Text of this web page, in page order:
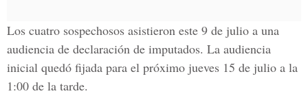
Los cuatro sospechosos asistieron este 9 de julio a una
audiencia de declaración de imputados. La audiencia
inicial quedó fijada para el próximo jueves 15 de julio a la
1:00 de la tarde.